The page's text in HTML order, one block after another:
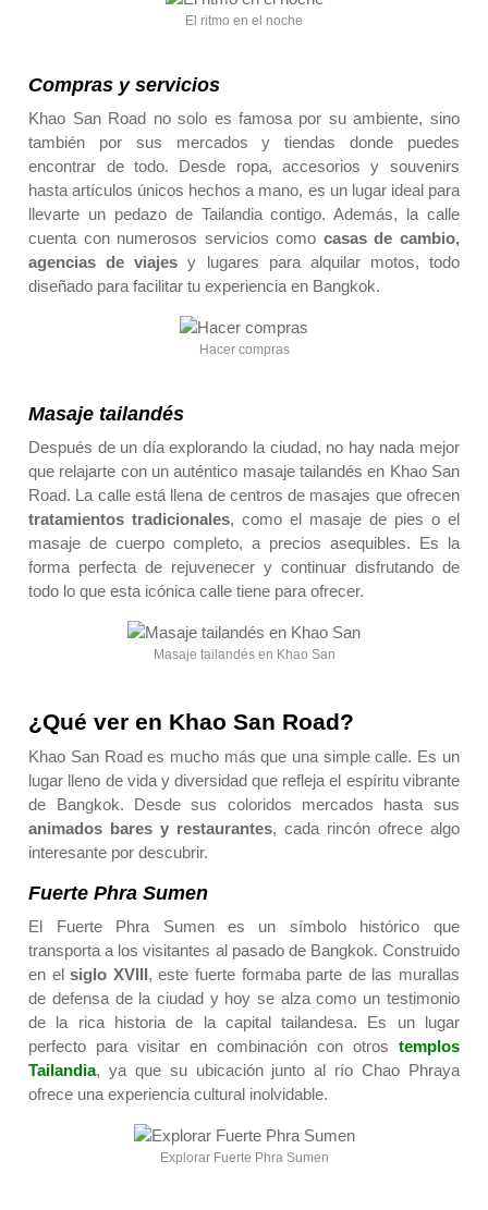
El ritmo en el noche
Compras y servicios
Khao San Road no solo es famosa por su ambiente, sino
también por sus mercados y tiendas donde puedes
encontrar de todo. Desde ropa, accesorios y souvenirs
hasta artículos únicos hechos a mano, es un lugar ideal para
llevarte un pedazo de Tailandia contigo. Además, la calle
cuenta con numerosos servicios como casas de cambio,
agencias de viajes y lugares para alquilar motos, todo
diseñado para facilitar tu experiencia en Bangkok.
Hacer compras
Masaje tailandés
Después de un día explorando la ciudad, no hay nada mejor
que relajarte con un auténtico masaje tailandés en Khao San
Road. La calle está llena de centros de masajes que ofrecen
tratamientos tradicionales, como el masaje de pies o el
masaje de cuerpo completo, a precios asequibles. Es la
forma perfecta de rejuvenecer y continuar disfrutando de
todo lo que esta icónica calle tiene para ofrecer.
Masaje tailandés en Khao San
¿Qué ver en Khao San Road?
Khao San Road es mucho más que una simple calle. Es un
lugar lleno de vida y diversidad que refleja el espíritu vibrante
de Bangkok. Desde sus coloridos mercados hasta sus
animados bares y restaurantes, cada rincón ofrece algo
interesante por descubrir.
Fuerte Phra Sumen
El Fuerte Phra Sumen es un símbolo histórico que
transporta a los visitantes al pasado de Bangkok. Construido
en elsiglo XVIII, este fuerte formaba parte de las murallas
de defensa de la ciudad y hoy se alza como un testimonio
de la rica historia de la capital tailandesa. Es un lugar
perfecto para visitar en combinación con otros templos
Tailandia, ya que su ubicación junto al río Chao Phraya
ofrece una experiencia cultural inolvidable.
Explorar Fuerte Phra Sumen